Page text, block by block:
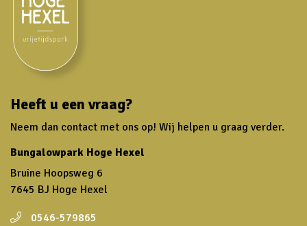
Heeft u een vraag?
Neem dan contact met ons op! Wij helpen u graag verder.
Bungalowpark Hoge Hexel
Bruine Hoopsweg 6
7645 BJ Hoge Hexel
0546-579865